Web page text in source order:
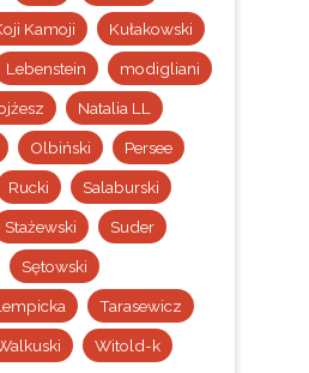
Kamoji Kułakowski
Lebenstein modigliani
Natalia LL
Olbiński Persee
Rucki Salaburski
Stażewski Suder
Sętowski
Tarasewicz
Witold-k